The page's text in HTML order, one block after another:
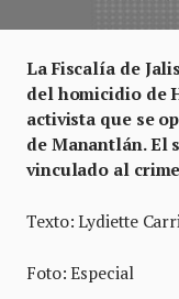
La Fiscalía de
del homicidio de
activista que se
de Manantlán. El
vinculado al
Texto: Lydiette
Foto: Especial